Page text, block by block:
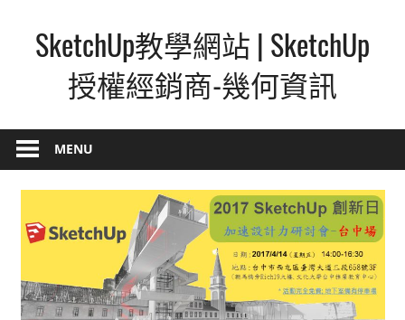
contentSketchUp教學網站 | SketchUp
授權經銷商-幾何資訊
–
最
直
的
計
方
MENU